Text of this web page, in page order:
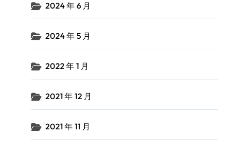
2024 年 6 月
2024 年 5 月
2022 年 1 月
2021 年 12 月
2021 年 11 月